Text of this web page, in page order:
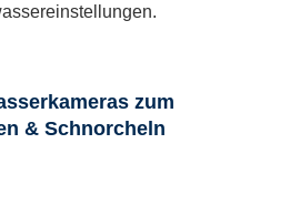
zum
& Schnorcheln